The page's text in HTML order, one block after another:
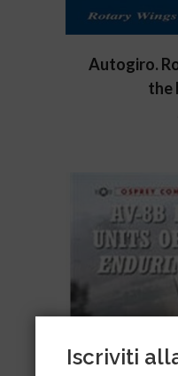
Autogiro.
the
Iscriviti